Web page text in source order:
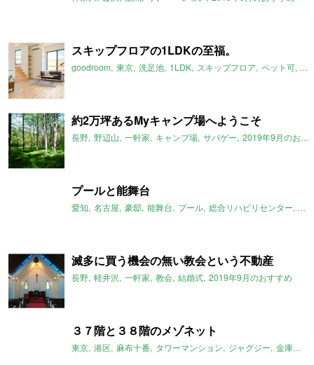
スキップフロアの1LDKの至福。
goodroom 東京 洗足池 1LDK スキップフロア ペット可
約2万坪あるMyキャンプ場へようこそ
長野 野辺山 一軒家 キャンプ場 サバゲー 2019年9月のおすすめ
プールと能舞台
愛知 名古屋 豪邸 能舞台 プール 総合リハビリセンター
滅多に買う機会の無い教会という不動産
長野 軽井沢 一軒家 教会 結婚式 2019年9月のおすすめ
３７階と３８階のメゾネット
東京 港区 麻布十番 タワーマンション ジャグジー 金庫室